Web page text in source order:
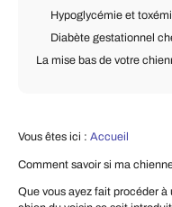
Hypoglycémie et
Diabète gestationnel
La mise bas de votre
Vous êtes ici : Accueil
Comment savoir si ma
Que vous ayez fait procéder à